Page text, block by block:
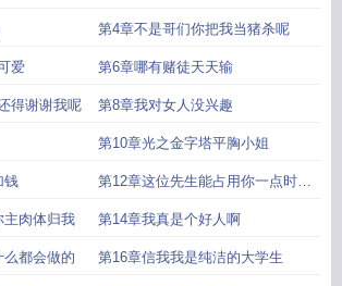
第4章不是哥们你把我当猪杀呢
爱 第6章哪有赌徒天天输
得谢谢我呢 第8章我对女人没兴趣
第10章光之金字塔平胸小姐
钱 第12章这位先生能占用你一点时间
吗
主肉体归我 第14章我真是个好人啊
都会做的 第16章信我我是纯洁的大学生